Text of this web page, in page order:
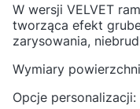
W wersji VELVET
tworząca efekt
zarysowania,
Wymiary
Opcje personalizacji: